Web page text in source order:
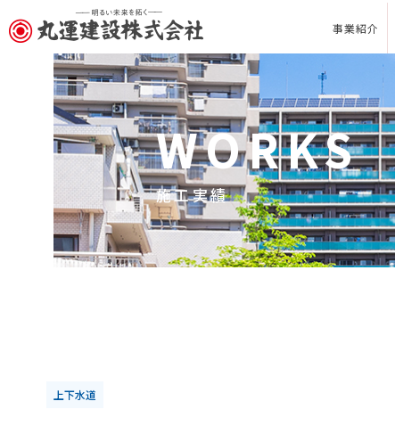
事業紹介
施工実績
WORKS
上下水道